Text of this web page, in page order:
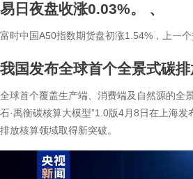
易日夜盘收涨0.03%。
、
富时中国A50指数期货盘初涨1.54%，上一个
我国发布全球首个全景式碳
全球首个覆盖生产端、消费端及自然源的
石·禹衡碳核算大模型”1.0版4月8日在上海
排放核算领域取得新突破。